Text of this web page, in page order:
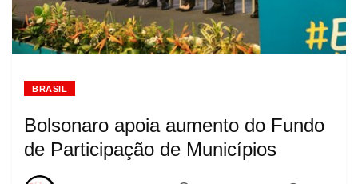
BRASIL
Bolsonaro apoia aumento do Fundo
de Participação de Municípios